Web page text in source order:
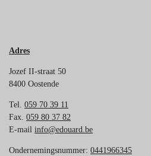
Adres
Jozef II-straat 50
8400 Oostende
Tel. 059 70 39 11
Fax. 059 80 37 82
E-mail info@edouard.be
Ondernemingsnummer: 0441966345